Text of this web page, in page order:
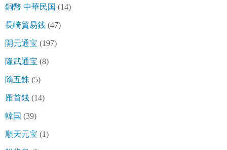
銅幣 中華民国 (14)
長崎貿易銭 (47)
開元通宝 (197)
隆武通宝 (8)
隋五銖 (5)
雁首銭 (14)
韓国 (39)
順天元宝 (1)